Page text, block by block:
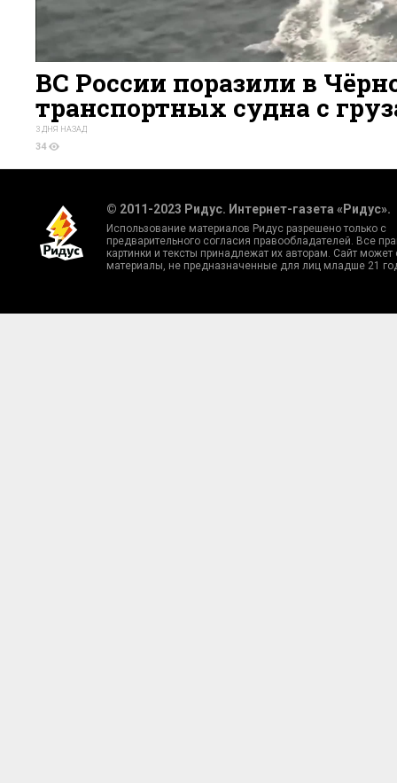
ВС России поразили в
транспортных судна с
3 ДНЯ НАЗАД
34
© 2011-2023 Ридус. Интернет-газета «Ридус».
Использование материалов Ридус разрешено только с
предварительного согласия правообладателей. Все
картинки и тексты принадлежат их авторам. Сайт может
материалы, не предназначенные для лиц младше 21